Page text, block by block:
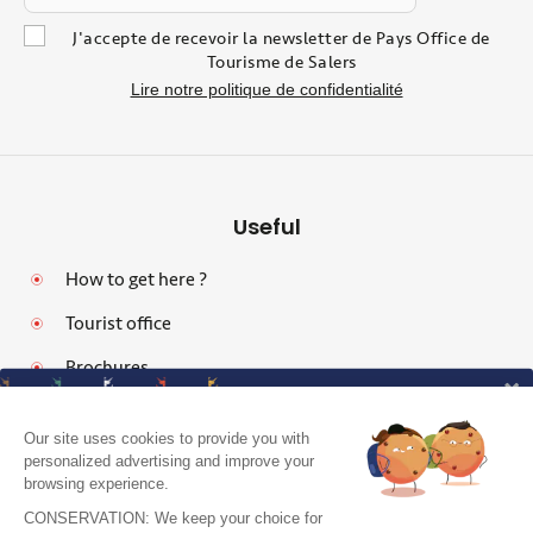
J'accepte de recevoir la newsletter de Pays Office de
Tourisme de Salers
Lire notre politique de confidentialité
Useful
How to get here ?
Tourist office
Brochures
Legal notices
Our site uses cookies to provide you with
personalized advertising and improve your
browsing experience.
CONSERVATION: We keep your choice for